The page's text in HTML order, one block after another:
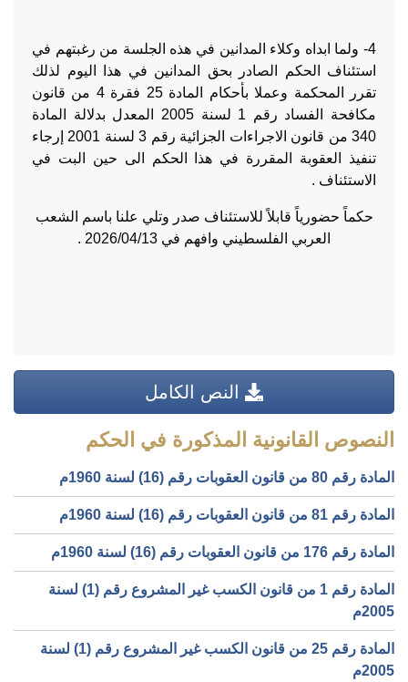
4- ولما ابداه وكلاء المدانين في هذه الجلسة من رغبتهم في
استئناف الحكم الصادر بحق المدانين في هذا اليوم لذلك
تقرر المحكمة وعملا بأحكام المادة 25 فقرة 4 من قانون
مكافحة الفساد رقم 1 لسنة 2005 المعدل بدلالة المادة
340 من قانون الاجراءات الجزائية رقم 3 لسنة 2001 إرجاء
تنفيذ العقوبة المقررة في هذا الحكم الى حين البت في
الاستئناف .
حكماً حضورياً قابلاً للاستئناف صدر وتلي علنا باسم الشعب
العربي الفلسطيني وافهم في 2026/04/13 .
النص الكامل
النصوص القانونية المذكورة في الحكم
المادة رقم 80 من قانون العقوبات رقم (16) لسنة 1960م
المادة رقم 81 من قانون العقوبات رقم (16) لسنة 1960م
المادة رقم 176 من قانون العقوبات رقم (16) لسنة 1960م
المادة رقم 1 من قانون الكسب غير المشروع رقم (1) لسنة
2005م
المادة رقم 25 من قانون الكسب غير المشروع رقم (1) لسنة
2005م